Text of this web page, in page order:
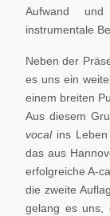
Aufwand
instrumentale
Neben der
es uns ein
einem breiten
Aus diesem
vocal ins
das aus
erfolgreiche A-
die zweite
gelang es uns,